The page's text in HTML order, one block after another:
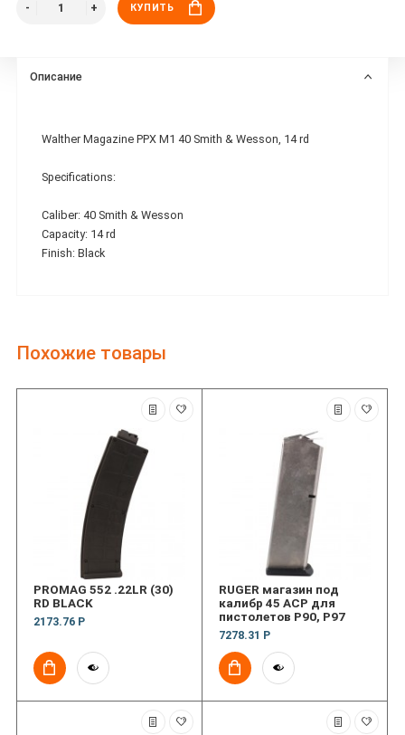
КУПИТЬ
Описание
Walther Magazine PPX M1 40 Smith & Wesson, 14 rd
Specifications:
Caliber: 40 Smith & Wesson
Capacity: 14 rd
Finish: Black
Похожие товары
PROMAG 552 .22LR (30)
RD BLACK
2173.76 Р
RUGER магазин под
калибр 45 ACP для
пистолетов P90, P97
7278.31 Р